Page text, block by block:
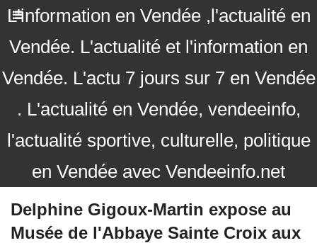
L'information en Vendée ,l'actualité en
Vendée. L'actualité et l'information en
Vendée. L'actu 7 jours sur 7 en Vendée
. L'actualité en Vendée, vendeeinfo,
l'actualité sportive, culturelle, politique
en Vendée avec Vendeeinfo.net
Delphine Gigoux-Martin expose au
Musée de l'Abbaye Sainte Croix aux